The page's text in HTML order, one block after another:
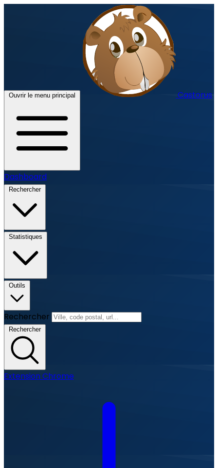
Ouvrir le menu principal Castorus
Dashboard
Rechercher
Statistiques
Outils
Rechercher
Rechercher
Extension Chrome